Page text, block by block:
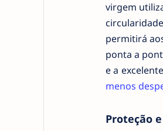
virgem
permitirá
ponta a
e a
menos
Proteção